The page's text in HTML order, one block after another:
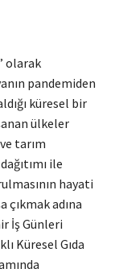
olarak
pandemiden
küresel bir
ülkeler
tarım
ile
hayati
adına
İş Günleri
Küresel Gıda